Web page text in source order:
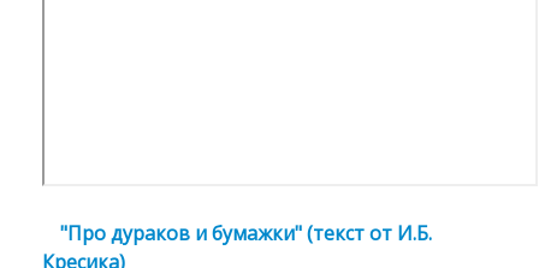
"Про дураков и бумажки" (текст от И.Б.
Кресика)